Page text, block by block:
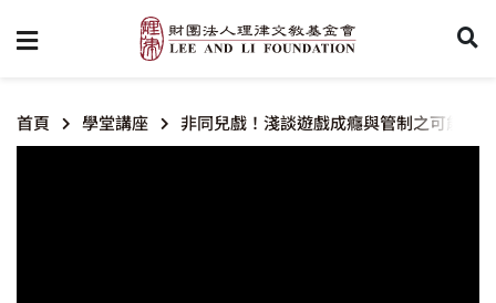
首頁 學堂講座 非同兒戲！淺談遊戲成癮與管制之可能性